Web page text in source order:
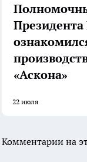
«Аскона»
22 июля
Комментарии на